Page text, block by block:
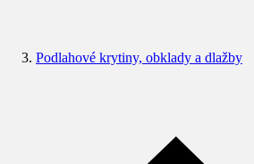
Podlahové krytiny, obklady a dlažby